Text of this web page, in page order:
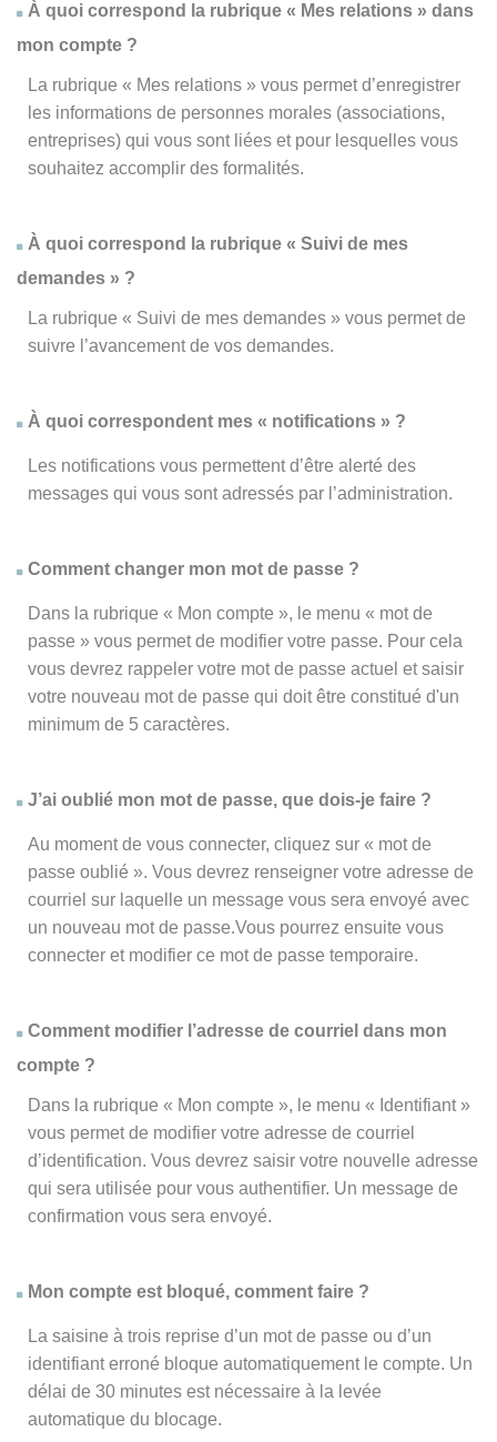
À quoi correspond la rubrique « Mes relations » dans
mon compte ?
La rubrique « Mes relations » vous permet d’enregistrer
les informations de personnes morales (associations,
entreprises) qui vous sont liées et pour lesquelles vous
souhaitez accomplir des formalités.
À quoi correspond la rubrique « Suivi de mes
demandes » ?
La rubrique « Suivi de mes demandes » vous permet de
suivre l’avancement de vos demandes.
À quoi correspondent mes « notifications » ?
Les notifications vous permettent d’être alerté des
messages qui vous sont adressés par l’administration.
Comment changer mon mot de passe ?
Dans la rubrique « Mon compte », le menu « mot de
passe » vous permet de modifier votre passe. Pour cela
vous devrez rappeler votre mot de passe actuel et saisir
votre nouveau mot de passe qui doit être constitué d'un
minimum de 5 caractères.
J’ai oublié mon mot de passe, que dois-je faire ?
Au moment de vous connecter, cliquez sur « mot de
passe oublié ». Vous devrez renseigner votre adresse de
courriel sur laquelle un message vous sera envoyé avec
un nouveau mot de passe.Vous pourrez ensuite vous
connecter et modifier ce mot de passe temporaire.
Comment modifier l’adresse de courriel dans mon
compte ?
Dans la rubrique « Mon compte », le menu « Identifiant »
vous permet de modifier votre adresse de courriel
d’identification. Vous devrez saisir votre nouvelle adresse
qui sera utilisée pour vous authentifier. Un message de
confirmation vous sera envoyé.
Mon compte est bloqué, comment faire ?
La saisine à trois reprise d’un mot de passe ou d’un
identifiant erroné bloque automatiquement le compte. Un
délai de 30 minutes est nécessaire à la levée
automatique du blocage.